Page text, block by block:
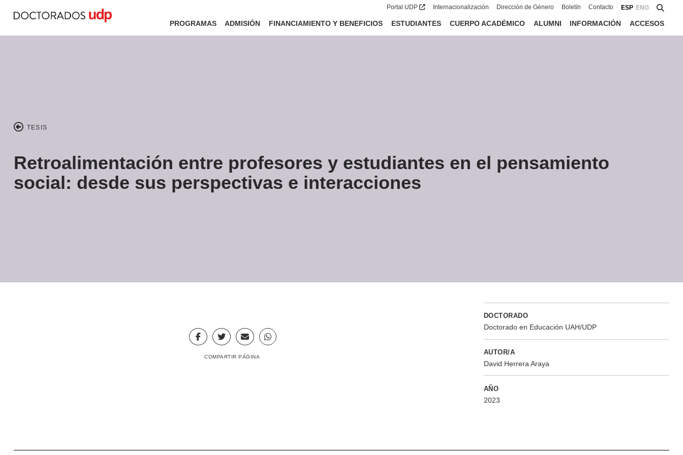
Portal UDP Internacionalización Dirección de Género Boletín Contacto ESP ENG
PROGRAMAS ADMISIÓN FINANCIAMIENTO Y BENEFICIOS ESTUDIANTES CUERPO ACADÉMICO ALUMNI INFORMACIÓN ACCESOS
TESIS
Retroalimentación entre profesores y estudiantes en el pensamiento
social: desde sus perspectivas e interacciones
COMPARTIR PÁGINA
DOCTORADO
Doctorado en Educación UAH/UDP
AUTOR/A
David Herrera Araya
AÑO
2023